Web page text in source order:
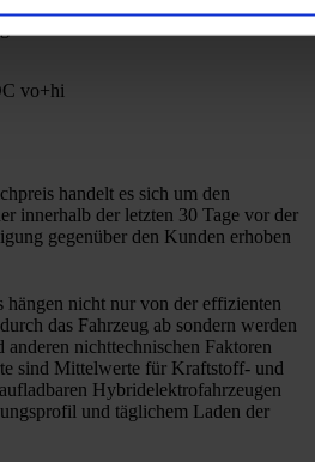
vo+hi
handelt es sich um den
innerhalb der letzten 30 Tage vor der
gegenüber den Kunden erhoben
hängen nicht nur von der effizienten
das Fahrzeug ab sondern werden
nichttechnischen Faktoren
sind Mittelwerte für Kraftstoff- und
Hybridelektrofahrzeugen
und täglichem Laden der